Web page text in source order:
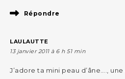
Répondre
LAULAUTTE
13 janvier 2011 à 6 h 51 min
J’adore ta mini peau d’âne….,